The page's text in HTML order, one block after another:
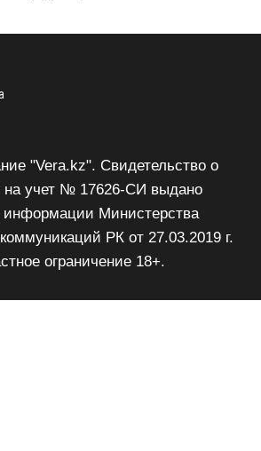
"Vera.kz". Свидетельство о
на учет № 17626-СИ выдано
информации Министерства
РК от 27.03.2019 г.
ограничение 18+.